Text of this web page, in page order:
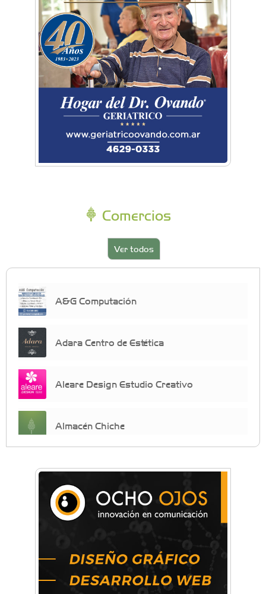
Comercios
Ver todos
A&G Computación
Adara Centro de Estética
Aleare Design Estudio Creativo
Almacén Chiche
crecimiento personal
Arq. Horacio Alejandro Sánchez
Artística ApasionArte